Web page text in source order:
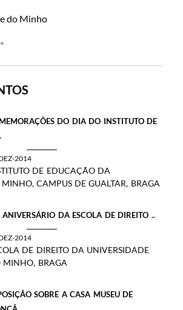
do Minho
DO DIA DO INSTITUTO DE
2014
DE EDUCAÇÃO DA
CAMPUS DE GUALTAR, BRAGA
ANIVERSÁRIO DA ESCOLA DE DIREITO ..
2014
DE DIREITO DA UNIVERSIDADE
MINHO, BRAGA
SOBRE A CASA MUSEU DE